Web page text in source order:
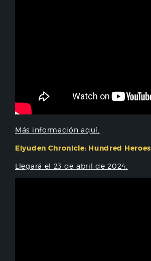
Más información aquí.
Eiyuden Chronicle: Hundred Heroes
Llegará el 23 de abril de 2024.